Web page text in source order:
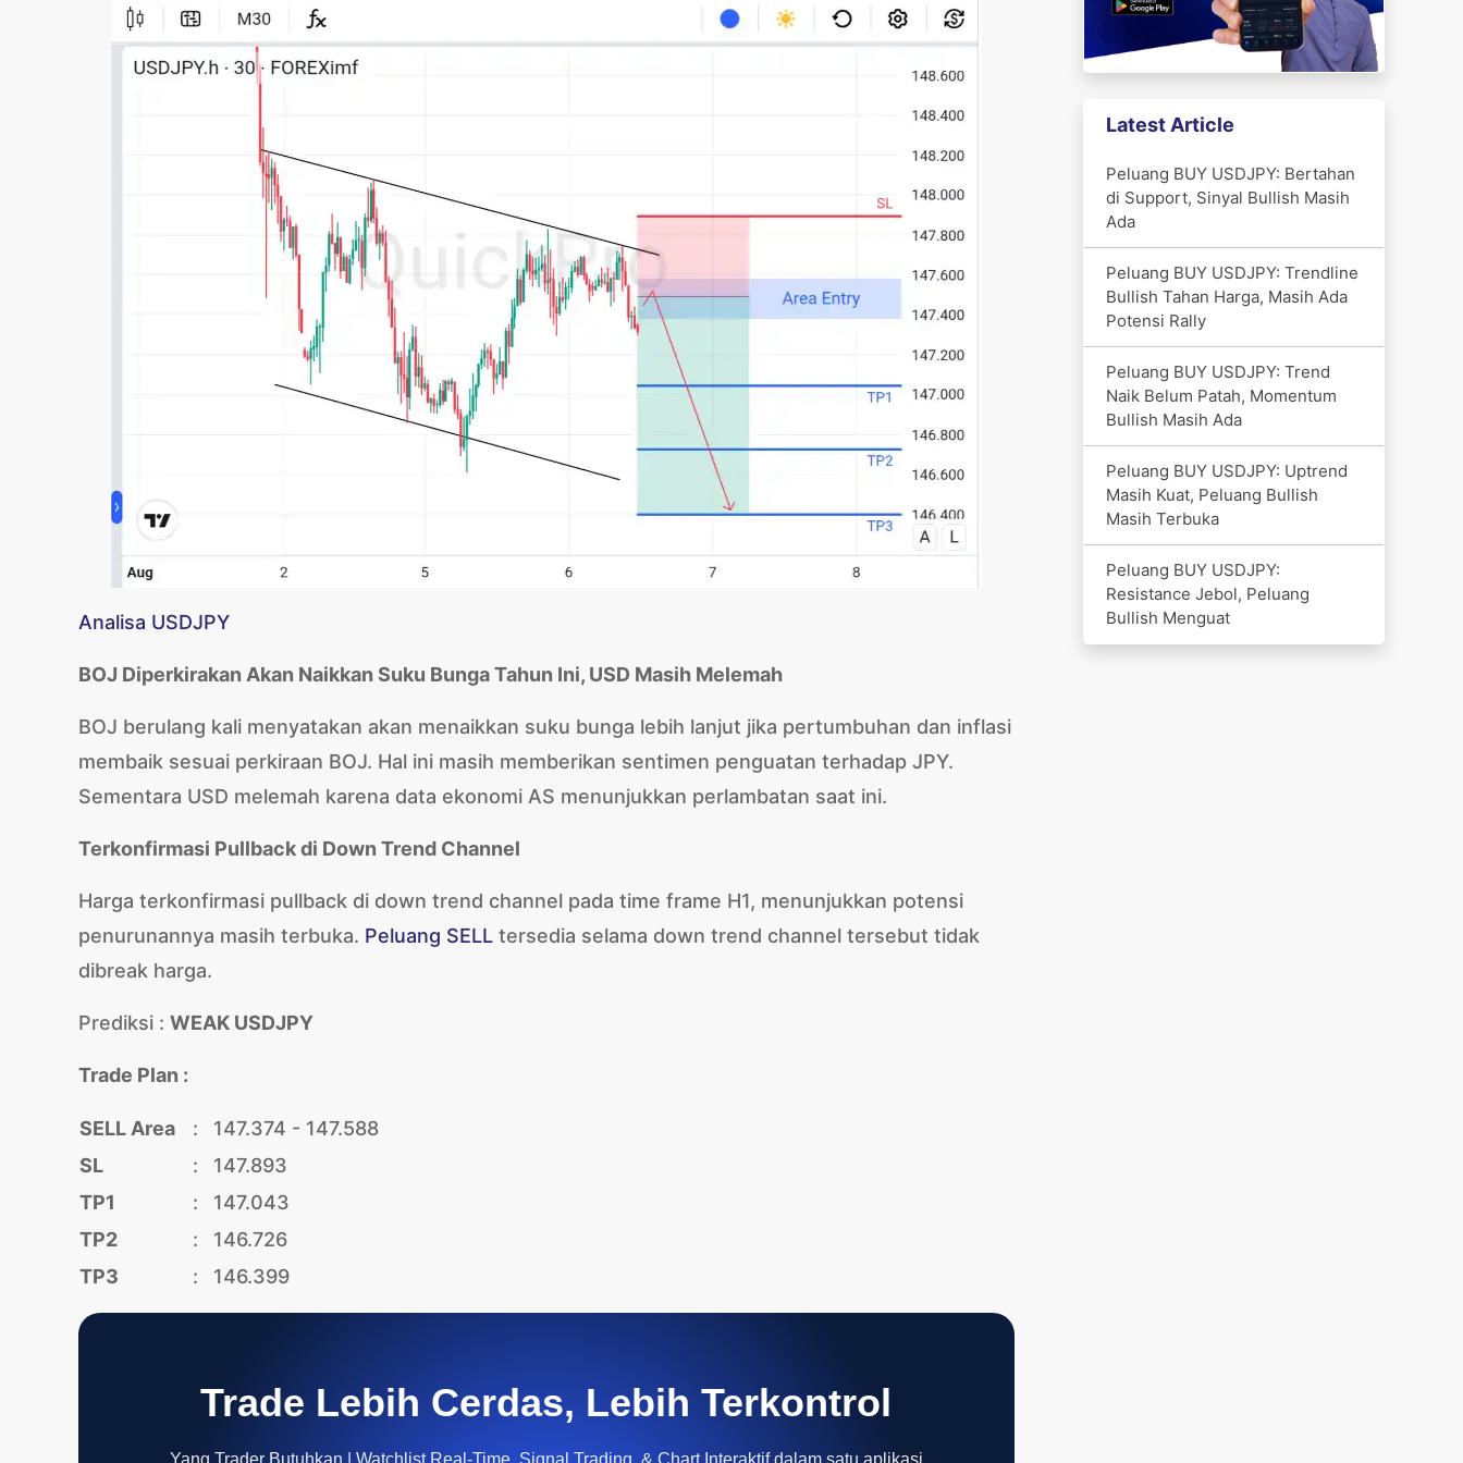
Analisa USDJPY
BOJ Diperkirakan Akan Naikkan Suku Bunga Tahun Ini, USD Masih Melemah
BOJ berulang kali menyatakan akan menaikkan suku bunga lebih lanjut jika pertumbuhan dan inflasi
membaik sesuai perkiraan BOJ. Hal ini masih memberikan sentimen penguatan terhadap JPY.
Sementara USD melemah karena data ekonomi AS menunjukkan perlambatan saat ini.
Terkonfirmasi Pullback di Down Trend Channel
Harga terkonfirmasi pullback di down trend channel pada time frame H1, menunjukkan potensi
penurunannya masih terbuka. Peluang SELL tersedia selama down trend channel tersebut tidak
dibreak harga.
Prediksi : WEAK USDJPY
Trade Plan :
SELL Area :
147.374 - 147.588
SL
:
147.893
TP1
:
147.043
TP2
:
146.726
TP3
: 146.399
Trade Lebih Cerdas, Lebih Terkontrol
Yang Trader Butuhkan | Watchlist Real-Time, Signal Trading, & Chart Interaktif dalam satu aplikasi
Latest Article
Peluang BUY USDJPY: Bertahan
di Support, Sinyal Bullish Masih
Ada
Peluang BUY USDJPY: Trendline
Bullish Tahan Harga, Masih Ada
Potensi Rally
Peluang BUY USDJPY: Trend
Naik Belum Patah, Momentum
Bullish Masih Ada
Peluang BUY USDJPY: Uptrend
Masih Kuat, Peluang Bullish
Masih Terbuka
Peluang BUY USDJPY:
Resistance Jebol, Peluang
Bullish Menguat